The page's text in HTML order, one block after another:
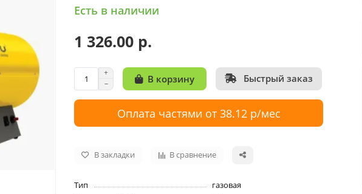
Есть в наличии
1 326.00 р.
В корзину Быстрый заказ
Оплата частями от 38.12 р/мес
В закладки В сравнение
Тип
газовая